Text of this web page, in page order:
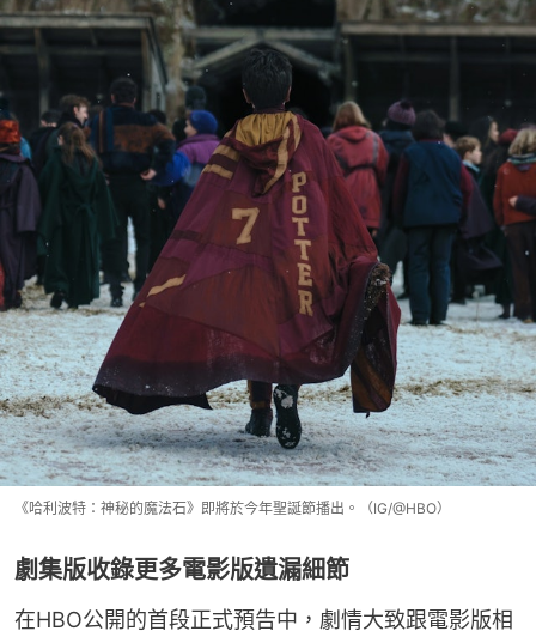
《哈利波特：神秘的魔法石》即將於今年聖誕節播出。（IG/@HBO）
劇集版收錄更多電影版遺漏細節
在HBO公開的首段正式預告中，劇情大致跟電影版相